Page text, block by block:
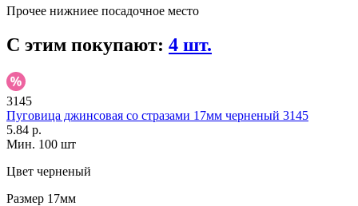
Прочее нижниее посадочное место
С этим покупают: 4 шт.
3145
Пуговица джинсовая со стразами 17мм черненый 3145
5.84 р.
Мин. 100 шт
Цвет черненый
Размер 17мм